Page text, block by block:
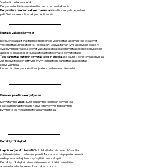
Vastaväri on tehokas efekti.
Kehyksen tehtävä visuaalisesti on korostaa teosta kauniisti.
Kehysvalinta on ennen kaikkea makuasia, älä valitse kehyslistaa josta et
pidä. Sinä katselet sitä jopa kymmeniä vuosia.
Mustat ja valkoiset kehykset
Isot huonekalujätit ovat tuoneet markkinoille yksinkertaisia kehyslistoja jotka eivät
välttämättä kunnioita teosta. Taiteilijatkin suosivat tämän tyylisiä kehyksiä koska ne
ovat hyvin neutraaleja. Ne eivät vaikuta ostopäätökseen (vertaa keltaiset kehykset; jos
asiakas ei pidä keltaisesta, jää ostopäätös tekemättä kehysten takia)
Teos kannattaa kuitenkin kehystää teoksen ehdoilla, sitä kauniisti korostavilla kehyksillä.
Jos miellyit teoksen tiettyyn sävyyn tai muotoon, kannattaa sitä korostaa
kehysvalinnalla
Huom: nämäkehykset eivät suojaa teosta ollenkaan, päinvastoin.
Kuinka nopeasti saa kehystyksen
Kehystämmeviikossa. Jos joudumme tilaamaan kehyslistaa,
saattaa mennä pitempään. Kehystämme myös nopeammin
pyynnöstä jos meillä on materiaalia varastossa.
Kertakäyttökehykset
Halppis kehykset tuhoavat!Ohut pleksi tai lasi ei suojaa UV-valoilta
yhtään eli väriloisto katoaa nopeasti. Taustapahvi tai -paperi ei yleensä
ole happovapaata joten se syövyttää teosta altapäin.
Kertakäyttökehyksiin ei missään nimessä pidä laittaa mitään
arvokasta, edes tunnearvoltaan rakasta teosta.